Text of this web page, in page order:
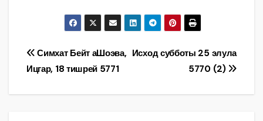
Навигация
по
Исход субботы 25 элула
5770 (2)
Симхат Бейт аШоэва,
Ицгар, 18 тишрей 5771